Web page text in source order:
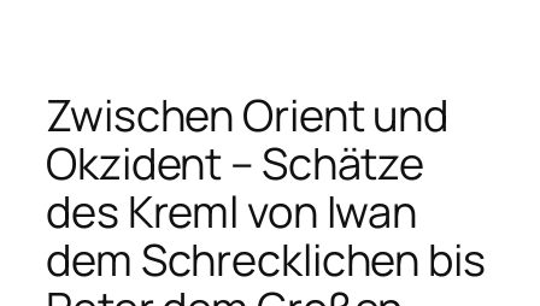
Zwischen Orient und
Okzident – Schätze
des Kreml von Iwan
dem Schrecklichen bis